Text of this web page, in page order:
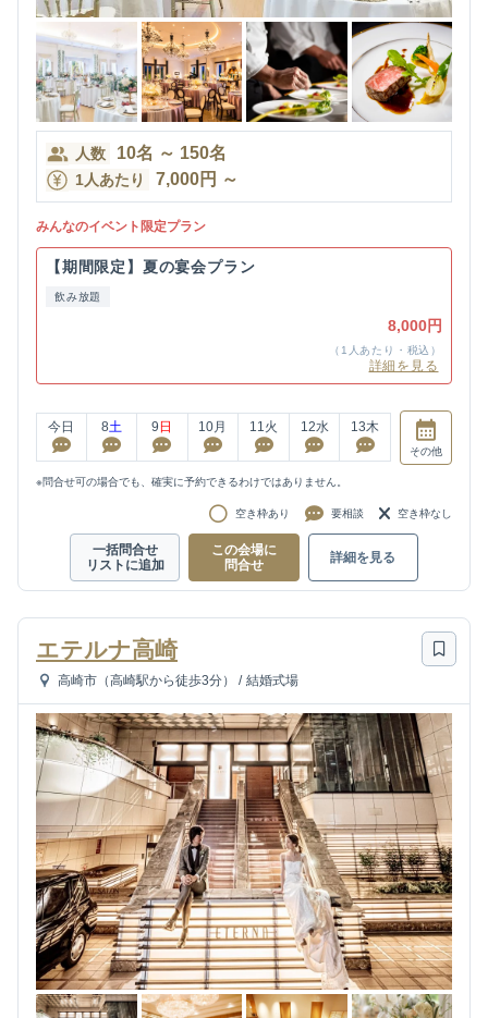
人数 10名 ～ 150名
1人あたり 7,000円 ～
みんなのイベント限定プラン
【期間限定】夏の宴会プラン
飲み放題
8,000円
（1人あたり・税込）
詳細を見る
今日 8土 9 日 10月 11火 12水 13木
その他
※問合せ可の場合でも、確実に予約できるわけではありません。
空き枠あり 要相談 空き枠なし
一括問合せ
リストに追加
この会場に
問合せ
詳細を見る
エテルナ高崎
高崎市（高崎駅から徒歩3分） / 結婚式場